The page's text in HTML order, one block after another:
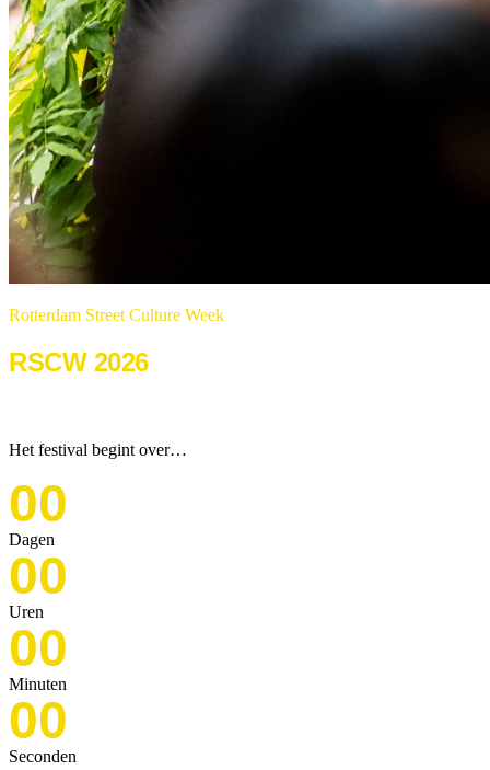
Rotterdam Street Culture Week
RSCW 2026
Het festival begint over…
00
Dagen
00
Uren
00
Minuten
00
Seconden